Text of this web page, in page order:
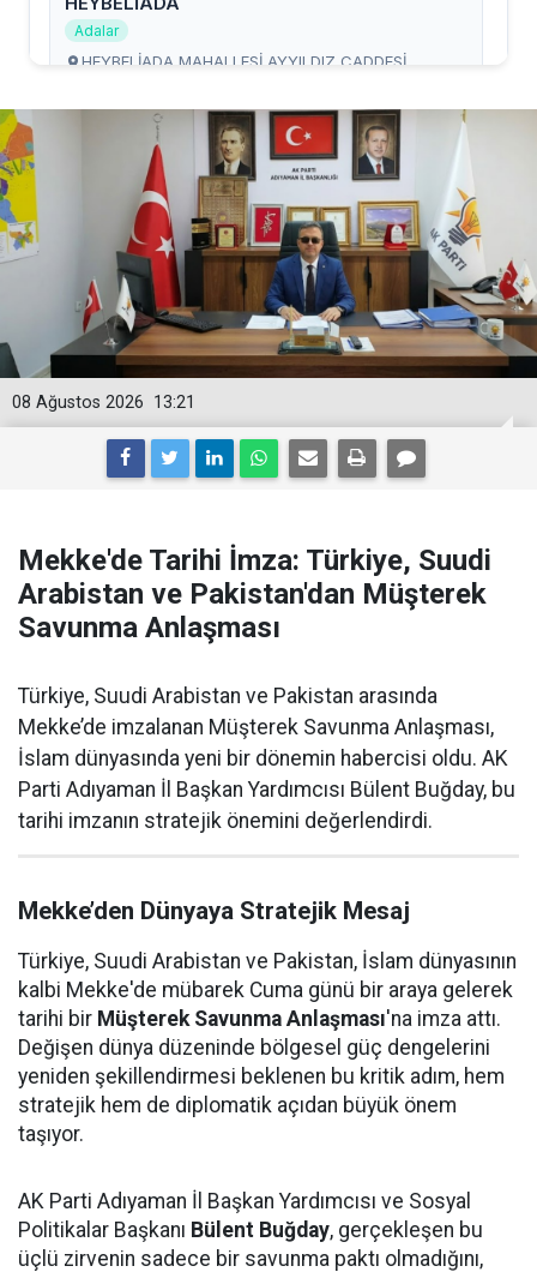
13:21
08 Ağustos 2026
Mekke'de Tarihi İmza: Türkiye, Suudi
Arabistan ve Pakistan'dan Müşterek
Savunma Anlaşması
Türkiye, Suudi Arabistan ve Pakistan arasında
Mekke’de imzalanan Müşterek Savunma Anlaşması,
İslam dünyasında yeni bir dönemin habercisi oldu. AK
Parti Adıyaman İl Başkan Yardımcısı Bülent Buğday, bu
tarihi imzanın stratejik önemini değerlendirdi.
Mekke’den Dünyaya Stratejik Mesaj
Türkiye, Suudi Arabistan ve Pakistan, İslam dünyasının
kalbi Mekke'de mübarek Cuma günü bir araya gelerek
tarihi bir Müşterek Savunma Anlaşması'na imza attı.
Değişen dünya düzeninde bölgesel güç dengelerini
yeniden şekillendirmesi beklenen bu kritik adım, hem
stratejik hem de diplomatik açıdan büyük önem
taşıyor.
AK Parti Adıyaman İl Başkan Yardımcısı ve Sosyal
Politikalar Başkanı Bülent Buğday, gerçekleşen bu
üçlü zirvenin sadece bir savunma paktı olmadığını,